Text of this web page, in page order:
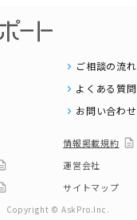
ご相談の流れ
よくある質問
お問い合わせ
情報掲載規約
運営会社
サイトマップ
Copyright © AskPro.Inc.